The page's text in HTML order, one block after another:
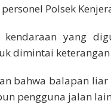
Polsek
kendaraan yang
dimintai
bahwa balapan
pengguna jalan